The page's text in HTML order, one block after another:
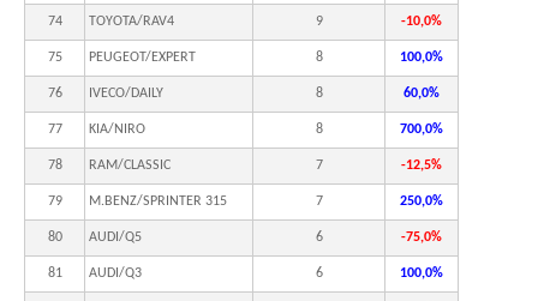
74 TOYOTA/RAV4 9 -10,0%
75 PEUGEOT/EXPERT 8 100,0%
76 IVECO/DAILY 8 60,0%
77 KIA/NIRO 8 700,0%
78 RAM/CLASSIC 7 -12,5%
79 M.BENZ/SPRINTER 315 7 250,0%
80 AUDI/Q5 6 -75,0%
81 AUDI/Q3 6 100,0%